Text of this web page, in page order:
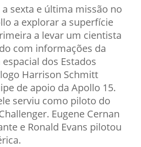
sexta e última missão no
a explorar a superfície
a levar um cientista
com informações da
espacial dos Estados
Harrison Schmitt
de apoio da Apollo 15.
serviu como piloto do
Eugene Cernan
e Ronald Evans pilotou